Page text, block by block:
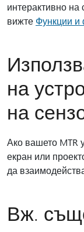
интерактивно на
вижте Функции и
на
на
Ако вашето MTR
екран или
да
Вж.